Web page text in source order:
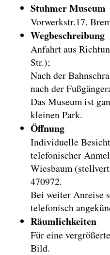
Stuhmer Museum
Vorwerkstr.17,
Wegbeschreibung
Anfahrt aus
Str.);
Nach der
nach der
Das Museum ist
kleinen Park.
Öffnung
Individuelle
telefonischer
Wiesbaum
470972.
Bei weiter Anreise
telefonisch
Räumlichkeiten
Für eine
Bild.